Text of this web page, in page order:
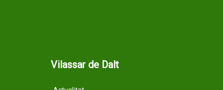
Vilassar de Dalt